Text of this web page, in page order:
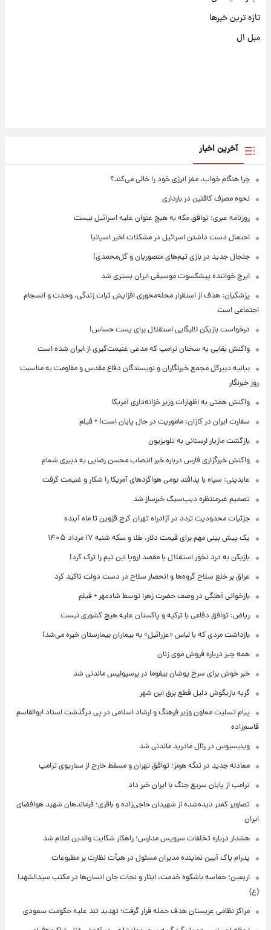
تازه ترین خبرها
مبل ال
آخرین اخبار
چرا هنگام خواب، مغز انرژی خود را خالی می‌کند؟
نحوه مصرف کافئین در بارداری
روزنامه عبری: توافق مکه به هیچ عنوان علیه اسرائیل نیست
احتمال دست داشتن اسرائیل در مشکلات اخیر اسپانیا
جنجال جدید در بازی تیم‌های منصوریان و گل‌محمدی!
ایرج خواننده پیشکسوت موسیقی ایران بستری شد
پزشکیان: هدف از استقرار محله‌محوری افزایش ثبات زندگی، وحدت و انسجام
اجتماعی است
درخواست بازیکن لالیگایی استقلال برای پست حساس!
واکنش بقایی به سخنان ترامپ که مدعی غنیمت‌گیری از ایران شده است
بیانیه دبیرکل مجمع خبرنگاران و نویسندگان دفاع مقدس و مقاومت به مناسبت
روز خبرنگار
واکنش همتی به اظهارات وزیر خزانه‌داری آمریکا
سفارت ایران در کازان: ماموریت در حال پایان است! + فیلم
بازگشت مازیار لرستانی به تلویزیون
واکنش خبرگزاری فارس درباره خبر انتصاب محسن رضایی به دبیری شعام
عابدینی: سپاه با پدافند بومی هواگردهای آمریکا را شکار و غنیمت گرفت
تصمیم غیرمنتظره دیپ‌سیک خبرساز شد
جزئیات محدودیت تردد در آزادراه تهران کرج قزوین تا ماه آینده
یک پیش ‌بینی مهم برای قیمت دلار، طلا و سکه شنبه ۱۷ مرداد ۱۴۰۵
بازیکن به درد نخور استقلال با مقصد اروپا این تیم را ترک کرد!
عراق بر خلع سلاح گروه‌ها و انحصار سلاح در دست دولت تاکید کرد
بازخوانی آهنگی در وصف حضرت زهرا توسط شادمهر + فیلم
ریاض: توافق دفاعی با ترکیه و پاکستان علیه هیچ کشوری نیست
بازداشت مردی که با لباس «عزرائیل» به بیماران بیمارستان خیره می‌شد!
همه چیز درباره فروش موی زنان
خبر خوش برای سرخ پوشان بیفوما در پرسپولیس ماندنی شد
گربه بازیگوش دلیل قطع برق این شهر
پیام تسلیت معاون وزیر فرهنگ و ارشاد اسلامی در پی درگذشت استاد ابوالقاسم
قاسم‌زاده
وینیسیوس در رئال مادرید ماندنی شد
معادله جدید در تنگه هرمز؛ توافق تهران و مسقط خارج از سناریوی ترامپ
ترامپ از پایان سریع جنگ با ایران خبر داد
تصاویر کمتر دیده‌شده از شهیدان حاجی‌زاده و باقری؛ فرماندهان شهید هوافضای
ایران
هشدار درباره تخلفات سرویس مدارس؛ راهکار شکایت والدین اعلام شد
پدرام پاک آیین نماینده مدیران مسئول در هیأت نظارت بر مطبوعات
اربعین؛ حماسه باشکوه خدمت، ایثار و نجات جان انسان‌ها در مکتب سیدالشهدا
(ع)
مراکز نظامی عربستان هدف حمله قرار گرفت؛ تهدید تند علیه حکومت سعودی